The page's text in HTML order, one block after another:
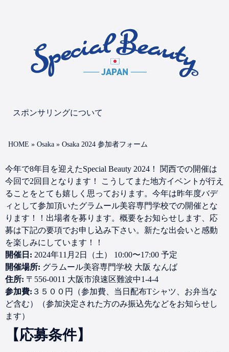
スポンサリングについて
HOME » Osaka » Osaka 2024 参加者フォーム
今年で8年目を迎えたSpecial Beauty 2024！ 関西での開催は
今回で2回目となります！ こうしてまた地方イベントが行え
ることをとても嬉しく思っております。今年は昨年度バデ
ィとして参加頂いたグラムール美容専門学校での開催とな
ります！！出場者を募ります。概要をお知らせします、応
募は下記の要項でお申し込み下さい。新たな出会いと感動
を楽しみにしています！！
開催日: 2024年11月2日（土） 10:00〜17:00 予定
開催場所: グラムール美容専門学校 大阪 なんば
住所: 〒556-0011 大阪市浪速区難波中1-4-4
参加費: ３５００円（参加費、当日配布Tシャツ、お弁当な
ど含む）（参加決定された方のみ振込先などをお知らせし
ます）
【応募条件】